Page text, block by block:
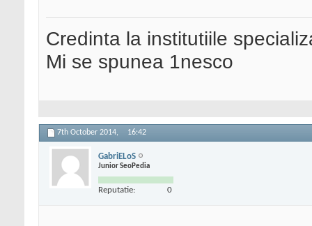
Credinta la institutiile
Mi se spunea 1nesco
7th October 2014, 16:42
GabriELoS
Junior SeoPedia
Reputatie: 0